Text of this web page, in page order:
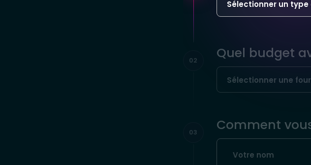
02 Quel budget
03 Comment